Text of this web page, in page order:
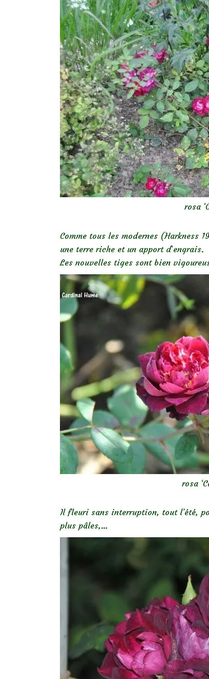
rosa
Comme tous les modernes
une terre riche et un apport d`engrais.
Les nouvelles tiges sont bien
rosa
Il fleuri sans interruption, tout l’été,
plus pâles,…